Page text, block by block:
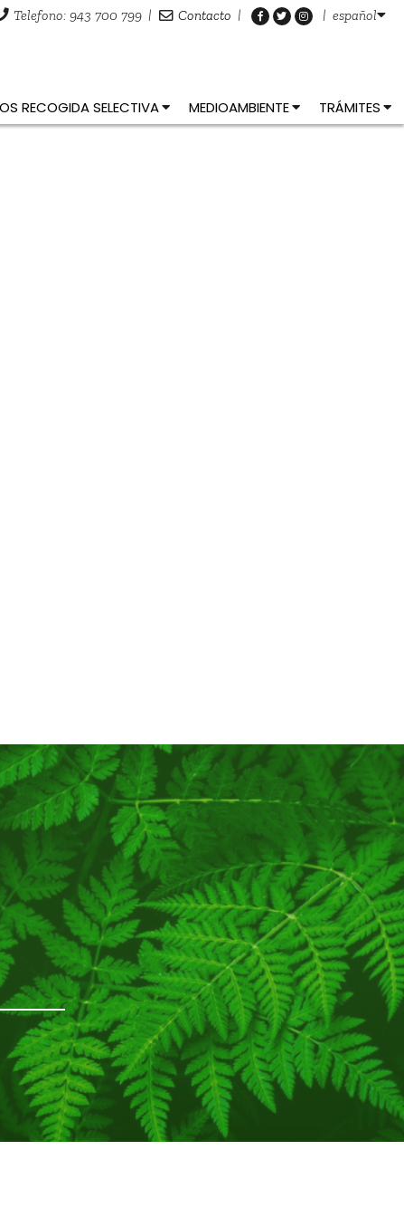
Telefono: 943 700 799 | Contacto | | español
RECOGIDA SELECTIVA MEDIOAMBIENTE TRÁMITES